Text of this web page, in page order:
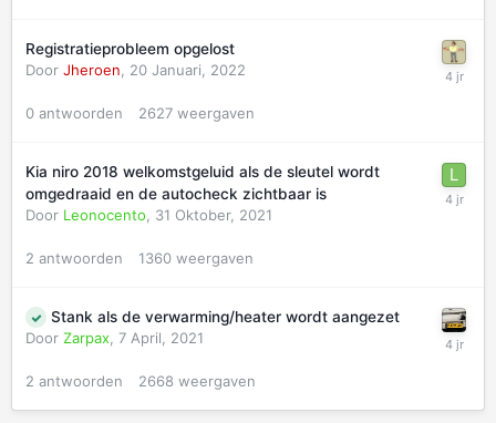
Registratieprobleem opgelost
Door Jheroen 20 Januari, 2022
0 antwoorden 2627 weergaven
Kia niro 2018 welkomstgeluid als de sleutel wordt
omgedraaid en de autocheck zichtbaar is
Door Leonocento 31 Oktober, 2021
2 antwoorden 1360 weergaven
Stank als de verwarming/heater wordt aangezet
Door Zarpax, 7 April, 2021
2 antwoorden 2668 weergaven